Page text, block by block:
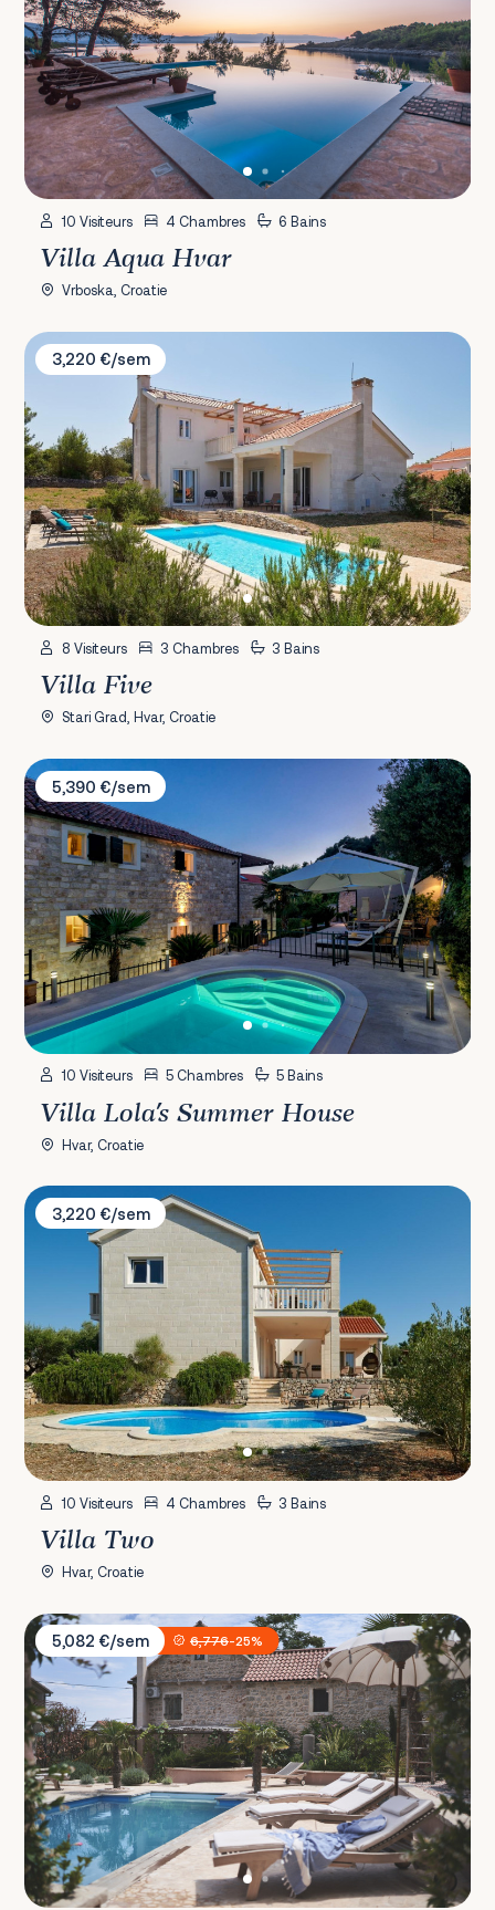
10 Visiteurs 4 Chambres 6 Bains
Villa Aqua Hvar
Vrboska, Croatie
Villa Five
3,220 €/sem
8 Visiteurs 3 Chambres 3 Bains
Villa Five
Stari Grad, Hvar, Croatie
Villa Lola's Summer House
5,390 €/sem
10 Visiteurs 5 Chambres 5 Bains
Villa Lola's Summer House
Hvar, Croatie
Villa Two
3,220 €/sem
10 Visiteurs 4 Chambres 3 Bains
Villa Two
Hvar, Croatie
Villa Oaza
5,082 €/sem
6,776-25%